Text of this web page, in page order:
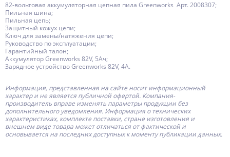
82-вольтовая аккумуляторная цепная пила Greenworks Арт. 2008307;
Пильная шина;
Пильная цепь;
Защитный кожух цепи;
Ключ для замены/натяжения цепи;
Руководство по эксплуатации;
Гарантийный талон;
Аккумулятор Greenworks 82V, 5Aч;
Зарядное устройство Greenworks 82V, 4А.
Информация, представленная на сайте носит информационный
характер и не является публичной офертой. Компания-
производитель вправе изменять параметры продукции без
дополнительного уведомления. Информация о технических
характеристиках, комплекте поставки, стране изготовления и
внешнем виде товара может отличаться от фактической и
основывается на последних доступных к моменту публикации данных.